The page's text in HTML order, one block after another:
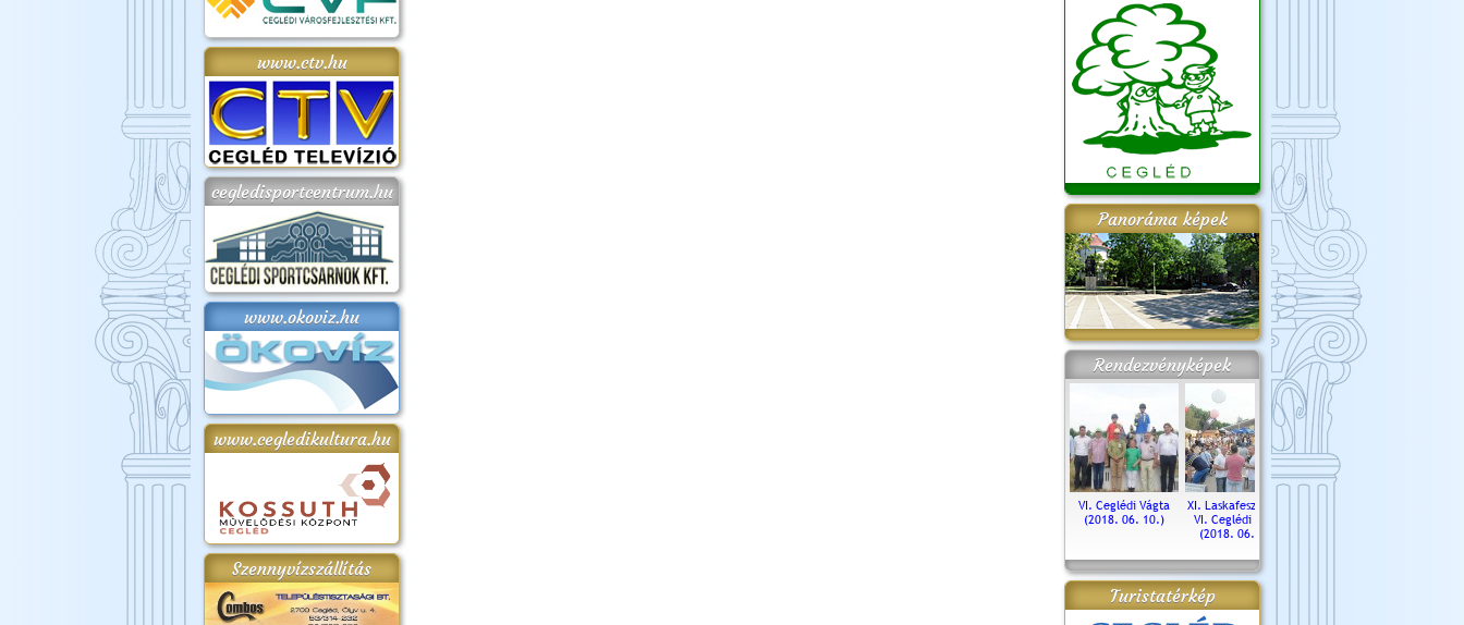
www.ctv.hu
cegledisportcentrum.hu
www.okoviz.hu
www.cegledikultura.hu
Szennyvízszállítás
Panoráma képek
Rendezvényképek
VI. Ceglédi Vágta
(2018. 06. 10.)
XI. Laskafesztivál és
VI. Ceglédi Vágta
(2018. 06. 10.)
Városnapok 2018.
Kossuth Toborzó
Ünnepély
Szent István Ünnepe
(2017. 08. 20.)
Turistatérkép